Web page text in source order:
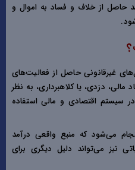
حاصل از خلاف و فساد به اموال و
غیرقانونی حاصل از فعالیت‌های
مالی، دزدی، یا کلاهبرداری، به نظر
سیستم اقتصادی و مالی استفاده
می‌شود که منبع واقعی درآمد
نیز می‌تواند دلیل دیگری برای